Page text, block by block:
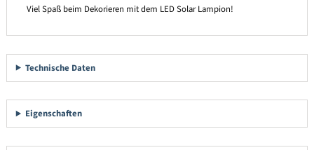
Viel Spaß beim Dekorieren mit dem LED Solar Lampion!
Technische Daten
Eigenschaften